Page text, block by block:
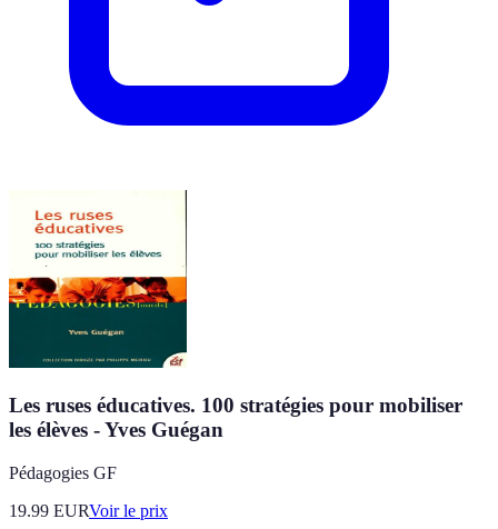
Les ruses éducatives. 100 stratégies pour mobiliser
les élèves - Yves Guégan
Pédagogies GF
19.99 EURVoir le prix